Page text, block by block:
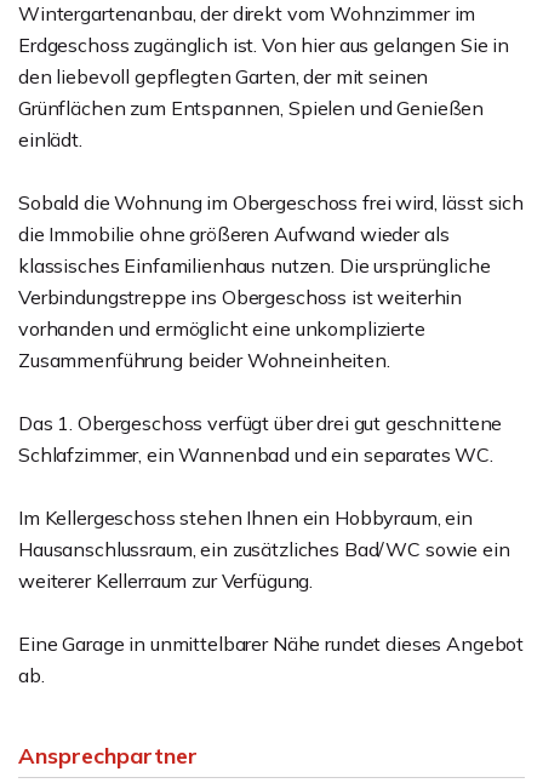
Wintergartenanbau, der direkt vom Wohnzimmer im
Erdgeschoss zugänglich ist. Von hier aus gelangen Sie in
den liebevoll gepflegten Garten, der mit seinen
Grünflächen zum Entspannen, Spielen und Genießen
einlädt.
Sobald die Wohnung im Obergeschoss frei wird, lässt sich
die Immobilie ohne größeren Aufwand wieder als
klassisches Einfamilienhaus nutzen. Die ursprüngliche
Verbindungstreppe ins Obergeschoss ist weiterhin
vorhanden und ermöglicht eine unkomplizierte
Zusammenführung beider Wohneinheiten.
Das 1. Obergeschoss verfügt über drei gut geschnittene
Schlafzimmer, ein Wannenbad und ein separates WC.
Im Kellergeschoss stehen Ihnen ein Hobbyraum, ein
Hausanschlussraum, ein zusätzliches Bad/WC sowie ein
weiterer Kellerraum zur Verfügung.
Eine Garage in unmittelbarer Nähe rundet dieses Angebot
ab.
Ansprechpartner